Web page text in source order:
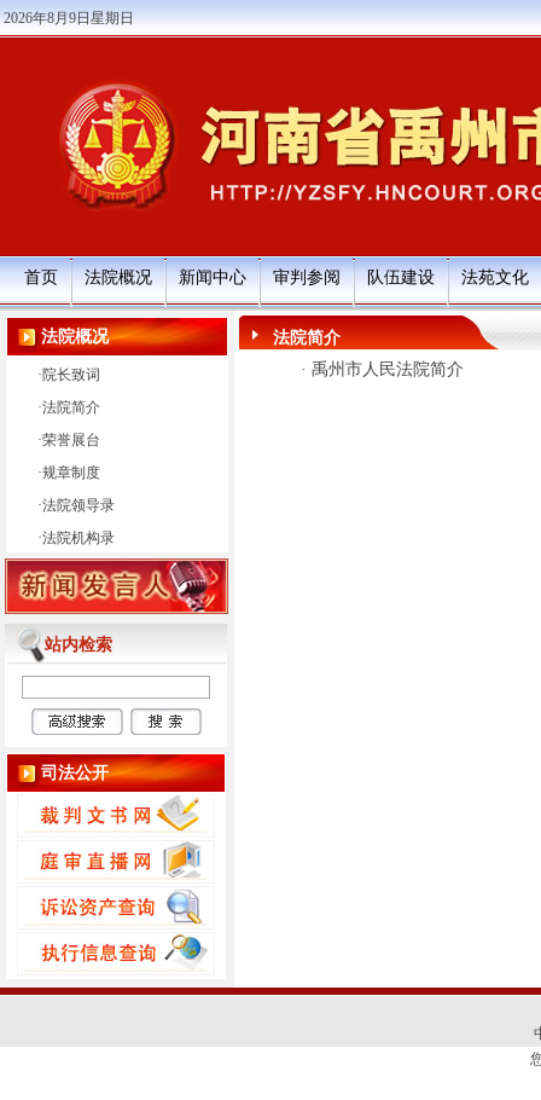
2026年8月9日星期日
首页 法院概况 新闻中心 审判参阅 队伍建设 法苑文化
法院概况
·院长致词
·法院简介
·荣誉展台
·规章制度
·法院领导录
·法院机构录
站内检索
司法公开
法院简介
· 禹州市人民法院简介